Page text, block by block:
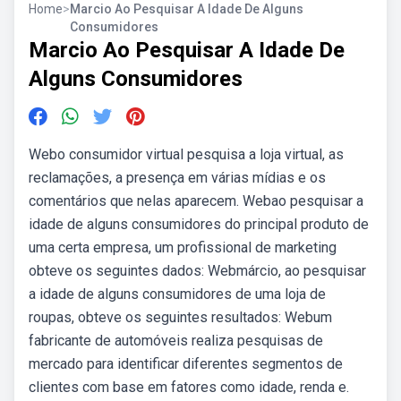
Home>Marcio Ao Pesquisar A Idade De Alguns
Consumidores
Marcio Ao Pesquisar A Idade De
Alguns Consumidores
Webo consumidor virtual pesquisa a loja virtual, as
reclamações, a presença em várias mídias e os
comentários que nelas aparecem. Webao pesquisar a
idade de alguns consumidores do principal produto de
uma certa empresa, um profissional de marketing
obteve os seguintes dados: Webmárcio, ao pesquisar
a idade de alguns consumidores de uma loja de
roupas, obteve os seguintes resultados: Webum
fabricante de automóveis realiza pesquisas de
mercado para identificar diferentes segmentos de
clientes com base em fatores como idade, renda e.